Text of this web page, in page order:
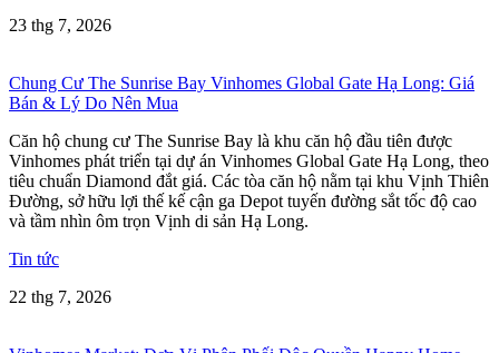
23 thg 7, 2026
Chung Cư The Sunrise Bay Vinhomes Global Gate Hạ Long: Giá
Bán & Lý Do Nên Mua
Căn hộ chung cư The Sunrise Bay là khu căn hộ đầu tiên được
Vinhomes phát triển tại dự án Vinhomes Global Gate Hạ Long, theo
tiêu chuẩn Diamond đắt giá. Các tòa căn hộ nằm tại khu Vịnh Thiên
Đường, sở hữu lợi thế kế cận ga Depot tuyến đường sắt tốc độ cao
và tầm nhìn ôm trọn Vịnh di sản Hạ Long.
Tin tức
22 thg 7, 2026